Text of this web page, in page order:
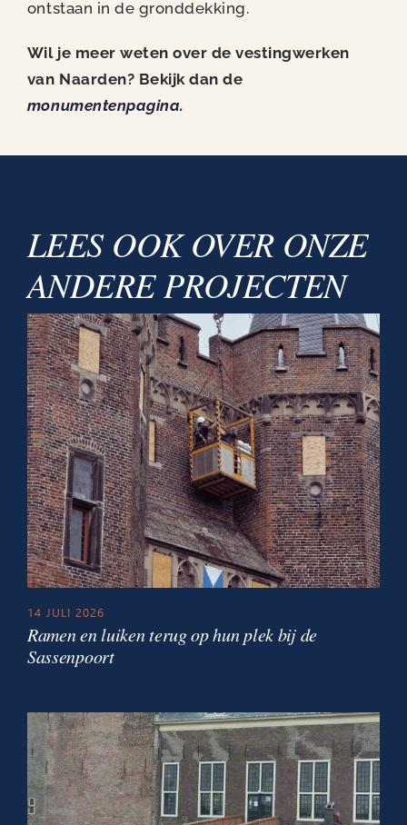
ontstaan in de gronddekking.
Wil je meer weten over de vestingwerken
van Naarden? Bekijk dan de
monumentenpagina.
LEES OOK OVER ONZE
ANDERE PROJECTEN
14 JULI 2026
Ramen en luiken terug op hun plek bij de
Sassenpoort